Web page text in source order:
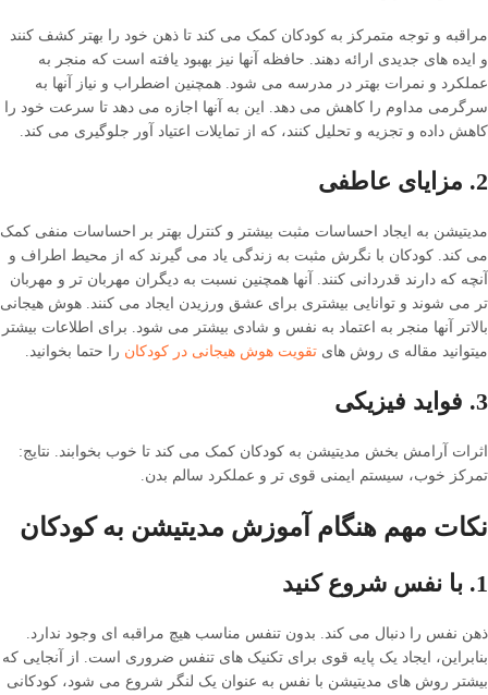
مراقبه و توجه متمرکز به کودکان کمک می کند تا ذهن خود را بهتر کشف کنند
و ایده های جدیدی ارائه دهند. حافظه آنها نیز بهبود یافته است که منجر به
عملکرد و نمرات بهتر در مدرسه می شود. همچنین اضطراب و نیاز آنها به
سرگرمی مداوم را کاهش می دهد. این به آنها اجازه می دهد تا سرعت خود را
کاهش داده و تجزیه و تحلیل کنند، که از تمایلات اعتیاد آور جلوگیری می کند.
2. مزایای عاطفی
مدیتیشن به ایجاد احساسات مثبت بیشتر و کنترل بهتر بر احساسات منفی کمک
می کند. کودکان با نگرش مثبت به زندگی یاد می گیرند که از محیط اطراف و
آنچه که دارند قدردانی کنند. آنها همچنین نسبت به دیگران مهربان تر و مهربان
تر می شوند و توانایی بیشتری برای عشق ورزیدن ایجاد می کنند. هوش هیجانی
بالاتر آنها منجر به اعتماد به نفس و شادی بیشتر می شود. برای اطلاعات بیشتر
میتوانید مقاله ی روش های تقویت هوش هیجانی در کودکان را حتما بخوانید.
3. فواید فیزیکی
اثرات آرامش بخش مدیتیشن به کودکان کمک می کند تا خوب بخوابند. نتایج:
تمرکز خوب، سیستم ایمنی قوی تر و عملکرد سالم بدن.
نکات مهم هنگام آموزش مدیتیشن به کودکان
1. با نفس شروع کنید
ذهن نفس را دنبال می کند. بدون تنفس مناسب هیچ مراقبه ای وجود ندارد.
بنابراین، ایجاد یک پایه قوی برای تکنیک های تنفس ضروری است. از آنجایی که
بیشتر روش های مدیتیشن با نفس به عنوان یک لنگر شروع می شود، کودکانی